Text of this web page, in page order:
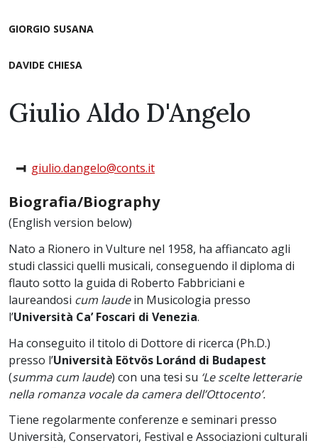
GIORGIO SUSANA
DAVIDE CHIESA
Giulio Aldo D'Angelo
giulio.dangelo@conts.it
Biografia/Biography
(English version below)
Nato a Rionero in Vulture nel 1958, ha affiancato agli
studi classici quelli musicali, conseguendo il diploma di
flauto sotto la guida di Roberto Fabbriciani e
laureandosi cum laudein Musicologia presso
l’Università Ca’ Foscari di Venezia.
Ha conseguito il titolo di Dottore di ricerca (Ph.D.)
presso l’Università Eötvös Loránd di Budapest
(summa cum laude) con una tesi su ‘Le scelte letterarie
nella romanza vocale da camera dell’Ottocento’.
Tiene regolarmente conferenze e seminari presso
Università, Conservatori, Festival e Associazioni culturali